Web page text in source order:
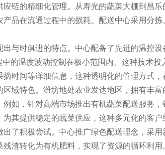
链的精细化管理。从寿光的蔬菜大棚到昌
品在流通过程中的损耗。配送中心采用分
与时俱进的特点。中心配备了先进的温控
的温度波动控制在极小范围内。这种技术
时间等详细信息，这种透明化的管理方式
域特色。潍坊地处农业发达地区，拥有丰
如，针对高端市场推出有机蔬菜配送服务
其提供稳定的蔬菜供应，这种多元化的客户
了积极尝试。中心推广绿色配送理念，采
渣转化为有机肥料，实现了资源的循环利